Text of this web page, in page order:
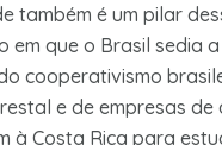
também é um pilar
em que o Brasil sedia a
cooperativismo
e de empresas de
à Costa Rica para